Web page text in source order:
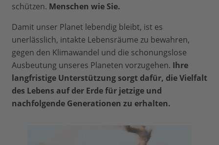
schützen. Menschen wie Sie.
Damit unser Planet lebendig bleibt, ist es
unerlässlich, intakte Lebensräume zu bewahren,
gegen den Klimawandel und die schonungslose
Ausbeutung unseres Planeten vorzugehen. Ihre
langfristige Unterstützung sorgt dafür, die Vielfalt
des Lebens auf der Erde für jetzige und
nachfolgende Generationen zu erhalten.